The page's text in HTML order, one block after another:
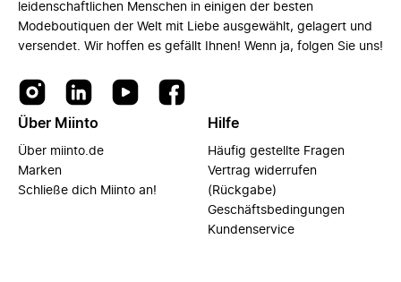
leidenschaftlichen Menschen in einigen der besten
Modeboutiquen der Welt mit Liebe ausgewählt, gelagert und
versendet. Wir hoffen es gefällt Ihnen! Wenn ja, folgen Sie uns!
Über Miinto
Über miinto.de
Marken
Schließe dich Miinto an!
Hilfe
Häufig gestellte Fragen
Vertrag widerrufen
(Rückgabe)
Geschäftsbedingungen
Kundenservice